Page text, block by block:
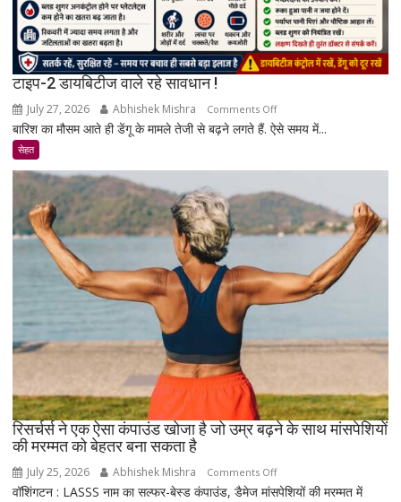
सच्चाई
टाइप-2 डायबिटीज वाले रहे सावधान !
July 27, 2026 Abhishek Mishra Comments Offon
टाइप-2
वाले
सावधान
!
बारिश का मौसम आते ही डेंगू के मामले तेजी से बढ़ने लगते हैं. ऐसे समय में...
सेहत
रिसर्चर्स ने एक ऐसा कंपाउंड खोजा है जो उम्र बढ़ने के साथ मांसपेशियों
की मरम्मत को बेहतर बना सकता है
July 25, 2026 Abhishek Mishra Comments Offon
रिसर्चर्स
वॉशिंगटन : LASSS नाम का सल्फर-बेस्ड कंपाउंड, डैमेज मांसपेशियों की मरम्मत में